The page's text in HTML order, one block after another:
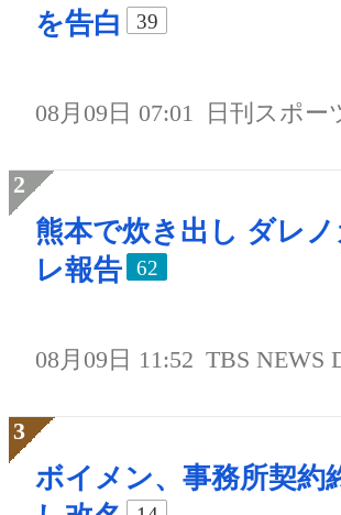
を告白
39
08月09日 07:01 日刊スポー
熊本で炊き出し ダレ
レ報告
62
08月09日 11:52 TBS NEWS
ボイメン、事務所契約